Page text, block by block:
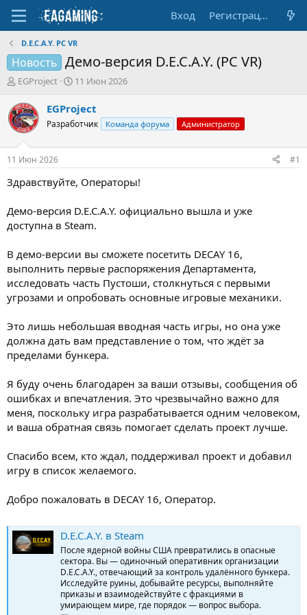
Вход Регистрация
D.E.C.A.Y. PC VR
Новость Демо-версия D.E.C.A.Y. (PC VR)
А
т
о
р
т
е
м
ы
EGProject
Д
т
а
н
а
л
а
11 Июн 2026
EGProject
Разработчик Команда форума Администратор
11 Июн 2026 #1
Здравствуйте, Операторы!
Демо-версия D.E.C.A.Y. официально вышла и уже
доступна в Steam.
В демо-версии вы сможете посетить DECAY 16,
выполнить первые распоряжения Департамента,
исследовать часть Пустоши, столкнуться с первыми
угрозами и опробовать основные игровые механики.
Это лишь небольшая вводная часть игры, но она уже
должна дать вам представление о том, что ждёт за
пределами бункера.
Я буду очень благодарен за ваши отзывы, сообщения об
ошибках и впечатления. Это чрезвычайно важно для
меня, поскольку игра разрабатывается одним человеком,
и ваша обратная связь помогает сделать проект лучше.
Спасибо всем, кто ждал, поддерживал проект и добавил
игру в список желаемого.
Добро пожаловать в DECAY 16, Оператор.
D.E.C.A.Y. в Steam
После ядерной войны США превратились в опасные
сектора. Вы — одиночный оперативник организации
D.E.C.A.Y., отвечающий за контроль удалённого бункера.
Исследуйте руины, добывайте ресурсы, выполняйте
приказы и взаимодействуйте с фракциями в
умирающем мире, где порядок — вопрос выбора.